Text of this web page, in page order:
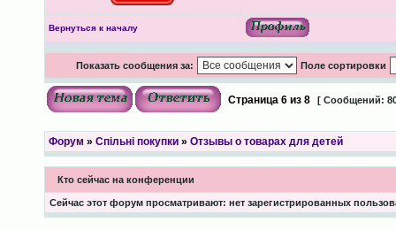
Вернуться к началу
Показать сообщения за: Поле сортировки
Страница 6из 8 [ Сообщений:
Форум » Спільні покупки» Отзывы о товарах для детей
Кто сейчас на конференции
Сейчас этот форум просматривают: нет зарегистрированных